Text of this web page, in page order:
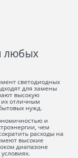
любых
светодиодных
для замены
высокую
их отличным
нужд.
и
чем
расходы на
высокие
диапазоне